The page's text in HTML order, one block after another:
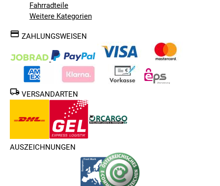
Fahrradteile
Weitere Kategorien
ZAHLUNGSWEISEN
VERSANDARTEN
AUSZEICHNUNGEN